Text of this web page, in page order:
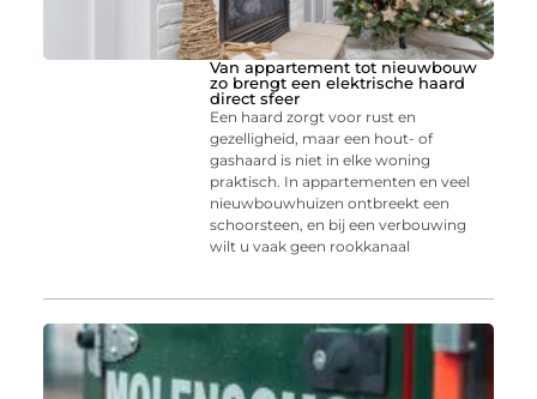
Van appartement tot nieuwbouw
zo brengt een elektrische haard
direct sfeer
Een haard zorgt voor rust en
gezelligheid, maar een hout- of
gashaard is niet in elke woning
praktisch. In appartementen en veel
nieuwbouwhuizen ontbreekt een
schoorsteen, en bij een verbouwing
wilt u vaak geen rookkanaal